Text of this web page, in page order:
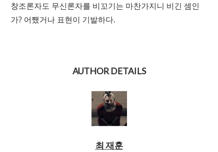
창조론자도 무신론자를 비꼬기는 마찬가지니 비긴 셈인
가? 어쨌거나 표현이 기발하다.
AUTHOR DETAILS
최 재훈